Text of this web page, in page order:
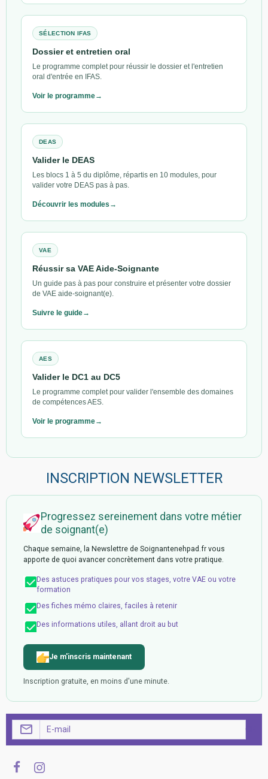
SÉLECTION IFAS
Dossier et entretien oral
Le programme complet pour réussir le dossier et l'entretien
oral d'entrée en IFAS.
Voir le programme
DEAS
Valider le DEAS
Les blocs 1 à 5 du diplôme, répartis en 10 modules, pour
valider votre DEAS pas à pas.
Découvrir les modules
VAE
Réussir sa VAE Aide-Soignante
Un guide pas à pas pour construire et présenter votre dossier
de VAE aide-soignant(e).
Suivre le guide
AES
Valider le DC1 au DC5
Le programme complet pour valider l'ensemble des domaines
de compétences AES.
Voir le programme
INSCRIPTION NEWSLETTER
Progressez sereinement dans votre métier
de soignant(e)
Chaque semaine, la Newslettre de Soignantenehpad.fr vous
apporte de quoi avancer concrètement dans votre pratique.
Des astuces pratiques pour vos stages, votre VAE ou votre
formation
Des fiches mémo claires, faciles à retenir
Des informations utiles, allant droit au but
Je m'inscris maintenant
Inscription gratuite, en moins d'une minute.
OK